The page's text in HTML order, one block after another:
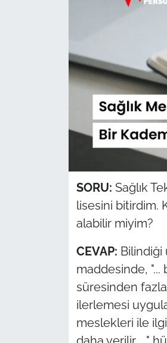
SORU: Sağlık
lisesini bitirdim.
alabilir miyim?
CEVAP: Bilindiği
maddesinde,
süresinden fazla
ilerlemesi
meslekleri ile